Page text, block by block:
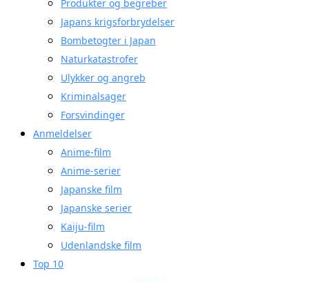
Produkter og begreber
Japans krigsforbrydelser
Bombetogter i Japan
Naturkatastrofer
Ulykker og angreb
Kriminalsager
Forsvindinger
Anmeldelser
Anime-film
Anime-serier
Japanske film
Japanske serier
Kaiju-film
Udenlandske film
Top 10